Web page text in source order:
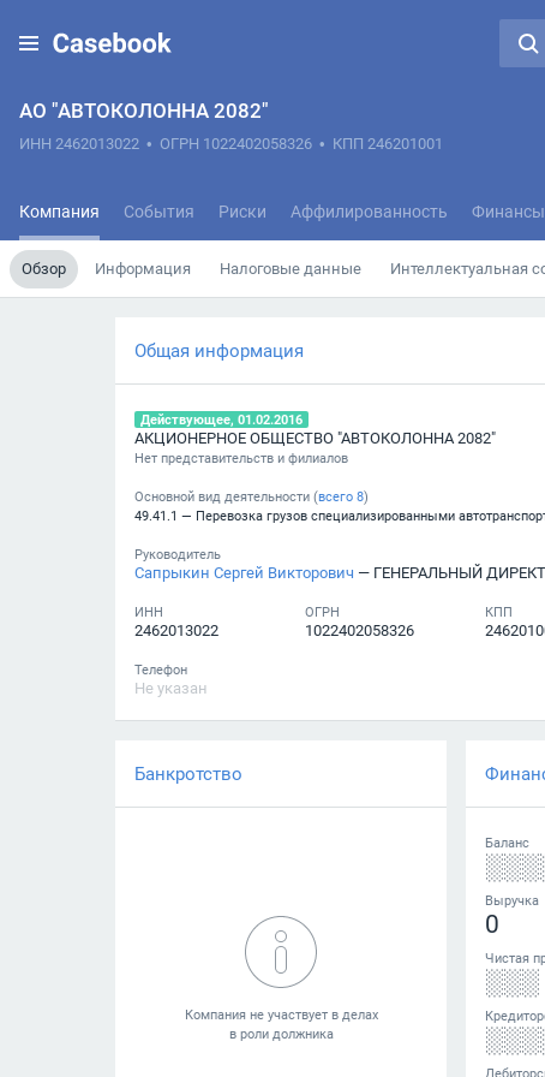
АО "АВТОКОЛОННА 2082"
ИНН 2462013022 • ОГРН 1022402058326 • КПП 246201001
Компания События Риски Аффилированность Финансы
Обзор Информация Налоговые данные Интеллектуальная
Общая информация
Действующее, 01.02.2016
АКЦИОНЕРНОЕ ОБЩЕСТВО "АВТОКОЛОННА 2082"
Нет представительств и филиалов
Основной вид деятельности (всего 8)
49.41.1 — Перевозка грузов специализированными
Руководитель
Сапрыкин Сергей Викторович — ГЕНЕРАЛЬНЫЙ
ИНН
2462013022
ОГРН
1022402058326
КПП
Телефон
Не указан
Банкротство
Баланс
Выручка
0
Чистая
░░░